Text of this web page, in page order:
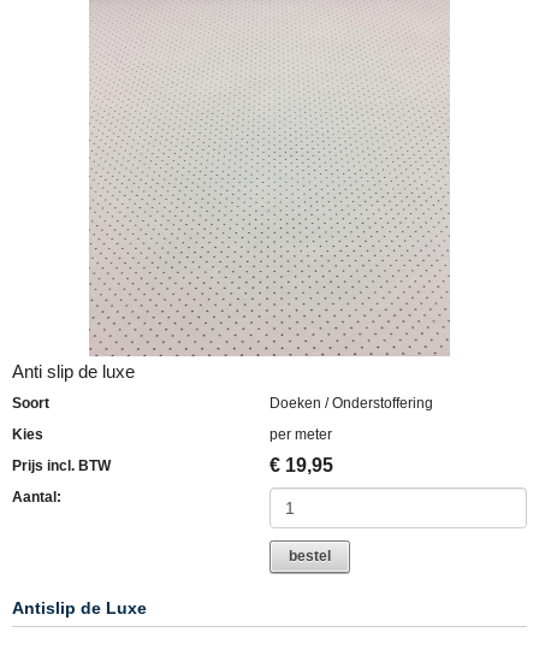
Anti slip de luxe
Soort
Doeken / Onderstoffering
Kies
per meter
Prijs incl. BTW
€ 19,95
Aantal:
bestel
Antislip de Luxe